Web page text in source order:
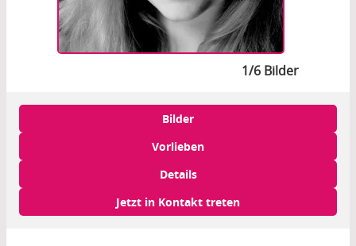
1/6 Bilder
Bilder
Vorlieben
Details
Jetzt in Kontakt treten